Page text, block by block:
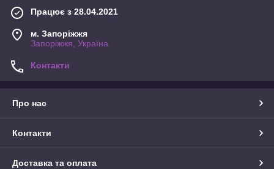
Працює з 28.04.2021
м. Запоріжжя
Запоріжжя, Україна
Контакти
Про нас
Контакти
Доставка та оплата